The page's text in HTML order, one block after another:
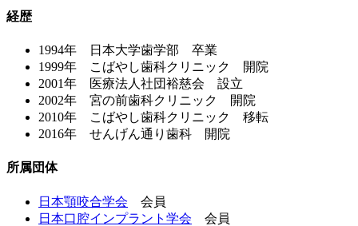
経歴
1994年 日本大学歯学部 卒業
1999年 こばやし歯科クリニック 開院
2001年 医療法人社団裕慈会 設立
2002年 宮の前歯科クリニック 開院
2010年 こばやし歯科クリニック 移転
2016年 せんげん通り歯科 開院
所属団体
日本顎咬合学会 会員
日本口腔インプラント学会 会員